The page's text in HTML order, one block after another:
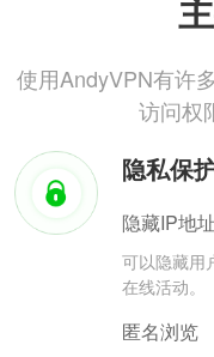
使用AndyVPN有许
访问权
隐私保
隐藏IP地址
可以隐藏用
在线活动。
匿名浏览